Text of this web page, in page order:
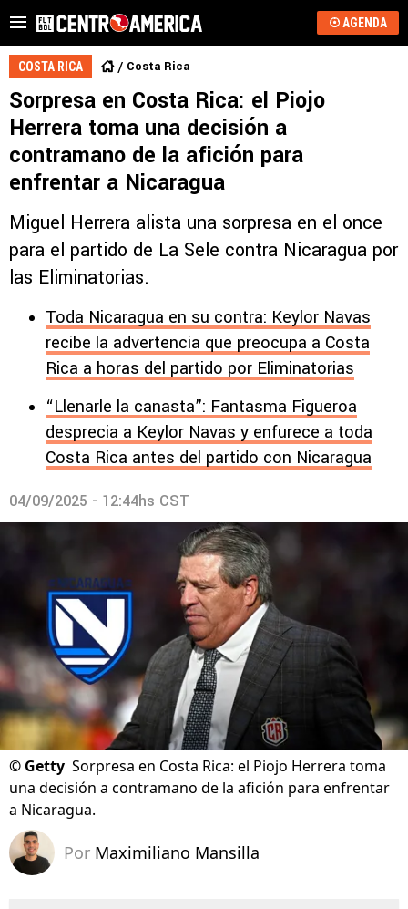
AGENDA
COSTA RICA Costa Rica
Sorpresa en Costa Rica: el Piojo
Herrera toma una decisión a
contramano de la afición para
enfrentar a Nicaragua
Miguel Herrera alista una sorpresa en el once
para el partido de La Sele contra Nicaragua por
las Eliminatorias.
Toda Nicaragua en su contra: Keylor Navas
recibe la advertencia que preocupa a Costa
Rica a horas del partido por Eliminatorias
“Llenarle la canasta”: Fantasma Figueroa
desprecia a Keylor Navas y enfurece a toda
Costa Rica antes del partido con Nicaragua
04/09/2025 - 12:44hs CST
© Getty Sorpresa en Costa Rica: el Piojo Herrera toma
una decisión a contramano de la afición para enfrentar
a Nicaragua.
Por Maximiliano Mansilla